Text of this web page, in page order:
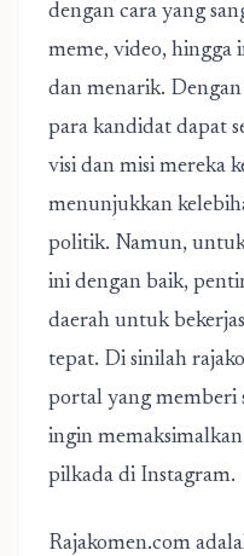
dengan cara yang
meme, video,
dan menarik.
para kandidat dapat
visi dan misi mereka
menunjukkan
politik. Namun,
ini dengan baik,
daerah untuk
tepat. Di sinilah
portal yang memberi
ingin
pilkada di Instagram.
Rajakomen.com